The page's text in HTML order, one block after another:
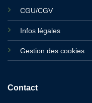
CGU/CGV
Infos légales
Gestion des cookies
Contact